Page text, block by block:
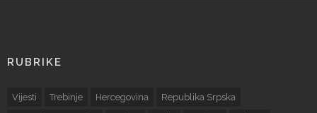
RUBRIKE
Vijesti Trebinje Hercegovina Republika Srpska